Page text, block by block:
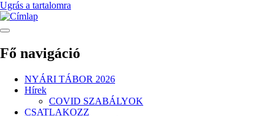
Ugrás a tartalomra
Fő navigáció
NYÁRI TÁBOR 2026
Hírek
COVID SZABÁLYOK
CSATLAKOZZ